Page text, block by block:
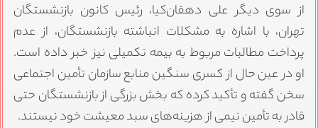
از سوی دیگر علی دهقان‌کیا، رئیس کانون بازنشستگان
تهران، با اشاره به مشکلات انباشته بازنشستگان، از عدم
پرداخت مطالبات مربوط به بیمه تکمیلی نیز خبر داده است.
او در عین حال از کسری سنگین منابع سازمان تأمین اجتماعی
سخن گفته و تأکید کرده که بخش بزرگی از بازنشستگان حتی
قادر به تأمین نیمی از هزینه‌های سبد معیشت خود نیستند.